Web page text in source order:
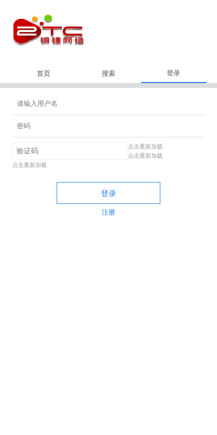
首页 搜索 登录
点击重新加载
点击重新加载
点击重新加载
登录
注册